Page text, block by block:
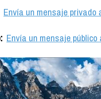
Envía un mensaje
Envía un mensaje